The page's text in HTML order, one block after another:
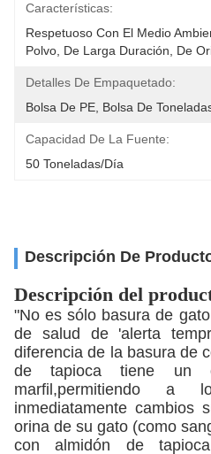
Características:
Respetuoso Con El Medio
Polvo, De Larga Duración, De
Detalles De Empaquetado:
Bolsa De PE, Bolsa De
Capacidad De La Fuente:
50 Toneladas/día
Descripción De
Descripción del
"No es sólo basura de
de salud de 'alerta
diferencia de la basura de
de tapioca tiene un
marfil,permitiendo a
inmediatamente cambios
orina de su gato (como
con almidón de